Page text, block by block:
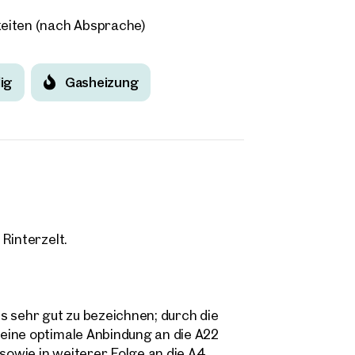
(nach Absprache)
Gasheizung
Rinterzelt.
sehr gut zu bezeichnen; durch die
optimale Anbindung an die A22